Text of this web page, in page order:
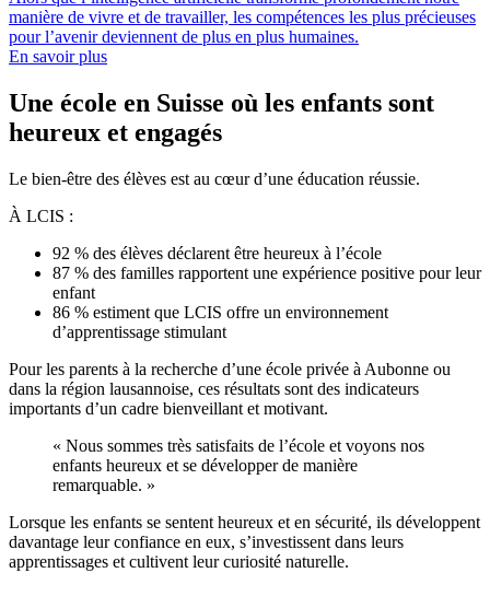
manière de vivre et de travailler, les compétences les plus précieuses
pour l’avenir deviennent de plus en plus humaines.
En savoir plus
Une école en Suisse où les enfants sont
heureux et engagés
Le bien-être des élèves est au cœur d’une éducation réussie.
À LCIS :
92 % des élèves déclarent être heureux à l’école
87 % des familles rapportent une expérience positive pour leur
enfant
86 % estiment que LCIS offre un environnement
d’apprentissage stimulant
Pour les parents à la recherche d’une école privée à Aubonne ou
dans la région lausannoise, ces résultats sont des indicateurs
importants d’un cadre bienveillant et motivant.
« Nous sommes très satisfaits de l’école et voyons nos
enfants heureux et se développer de manière
remarquable. »
Lorsque les enfants se sentent heureux et en sécurité, ils développent
davantage leur confiance en eux, s’investissent dans leurs
apprentissages et cultivent leur curiosité naturelle.